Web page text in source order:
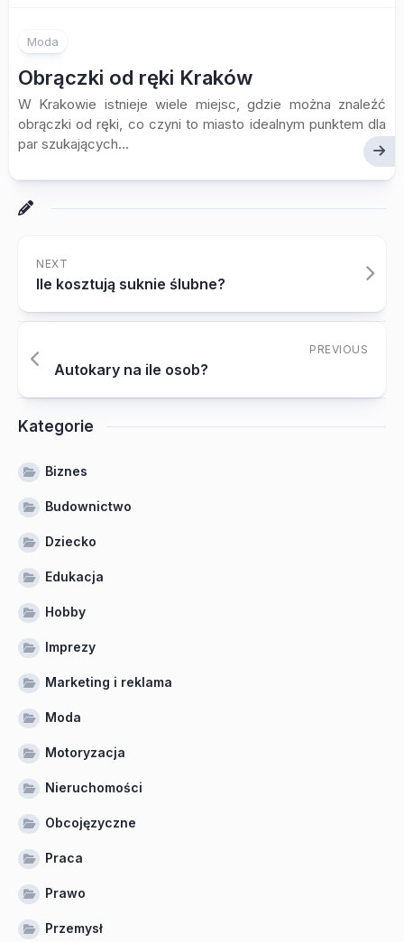
Moda
Obrączki od ręki Kraków
W Krakowie istnieje wiele miejsc, gdzie można znaleźć
obrączki od ręki, co czyni to miasto idealnym punktem dla
par szukających...
NEXT
Ile kosztują suknie ślubne?
PREVIOUS
Autokary na ile osob?
Kategorie
Biznes
Budownictwo
Dziecko
Edukacja
Hobby
Imprezy
Marketing i reklama
Moda
Motoryzacja
Nieruchomości
Obcojęzyczne
Praca
Prawo
Przemysł